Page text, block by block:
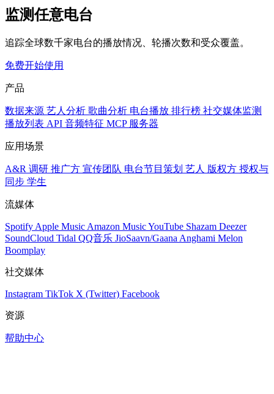
监测任意电台
追踪全球数千家电台的播放情况、轮播次数和受众覆盖。
免费开始使用
产品
数据来源 艺人分析 歌曲分析 电台播放 排行榜 社交媒体监测
播放列表 API 音频特征 MCP 服务器
应用场景
A&R 调研 推广方 宣传团队 电台节目策划 艺人 版权方 授权与
同步 学生
流媒体
Spotify Apple Music Amazon MusicYouTube Shazam Deezer
SoundCloud Tidal QQ音乐 JioSaavn/Gaana Anghami Melon
Boomplay
社交媒体
Instagram TikTok X (Twitter) Facebook
资源
帮助中心